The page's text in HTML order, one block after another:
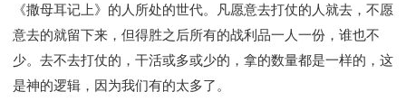
《撒母耳记上》的人所处的世代。凡愿意去打仗的人就去，不愿
意去的就留下来，但得胜之后所有的战利品一人一份，谁也不
少。去不去打仗的，干活或多或少的，拿的数量都是一样的，这
是神的逻辑，因为我们有的太多了。